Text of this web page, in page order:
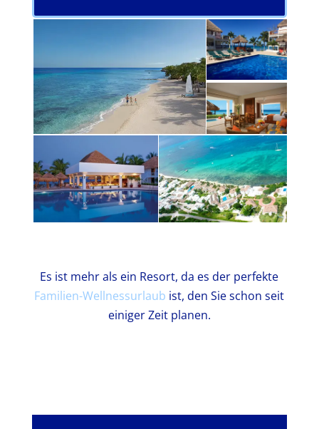
Es ist mehr als ein Resort, da es der perfekte
Familien-Wellnessurlaub ist, den Sie schon seit
einiger Zeit planen.